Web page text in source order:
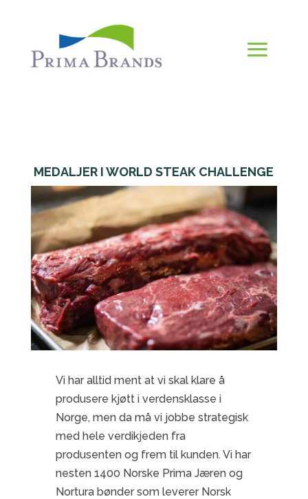
MEDALJER I WORLD STEAK CHALLENGE
Vi har alltid ment at vi skal klare å
produsere kjøtt i verdensklasse i
Norge, men da må vi jobbe strategisk
med hele verdikjeden fra
produsenten og frem til kunden. Vi har
nesten 1400 Norske Prima Jæren og
Nortura bønder som leverer Norsk